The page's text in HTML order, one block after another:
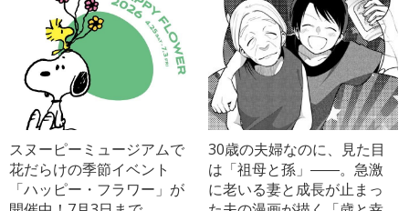
スヌーピーミュージアムで
花だらけの季節イベント
「ハッピー・フラワー」が
30歳の夫婦なのに、見た目
は「祖母と孫」――。急激
に老いる妻と成長が止まっ